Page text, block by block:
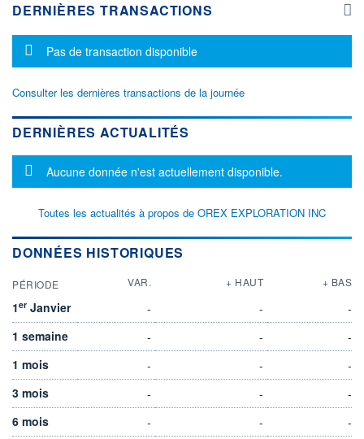
DERNIÈRES TRANSACTIONS
Message d'information
Pas de transaction disponible
Consulter les dernières transactions de la journée
DERNIÈRES ACTUALITÉS
Message d'information
Aucune donnée n'est actuellement disponible.
Toutes les actualités à propos de OREX EXPLORATION INC
DONNÉES HISTORIQUES
PÉRIODE VAR. + HAUT + BAS
1er Janvier - -
-
1 semaine
- -
-
1 mois
- -
-
3 mois
- -
-
6 mois
- -
-